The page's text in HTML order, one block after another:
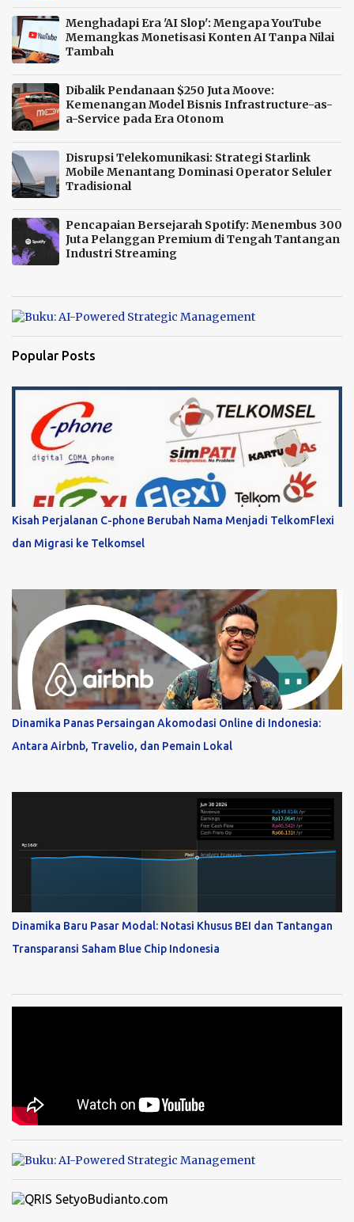
Menghadapi Era 'AI Slop': Mengapa YouTube
Memangkas Monetisasi Konten AI Tanpa Nilai
Tambah
Dibalik Pendanaan $250 Juta Moove:
Kemenangan Model Bisnis Infrastructure-as-
a-Service pada Era Otonom
Disrupsi Telekomunikasi: Strategi Starlink
Mobile Menantang Dominasi Operator Seluler
Tradisional
Pencapaian Bersejarah Spotify: Menembus 300
Juta Pelanggan Premium di Tengah Tantangan
Industri Streaming
Popular Posts
Kisah Perjalanan C-phone Berubah Nama Menjadi TelkomFlexi
dan Migrasi ke Telkomsel
Dinamika Panas Persaingan Akomodasi Online di Indonesia:
Antara Airbnb, Travelio, dan Pemain Lokal
Dinamika Baru Pasar Modal: Notasi Khusus BEI dan Tantangan
Transparansi Saham Blue Chip Indonesia